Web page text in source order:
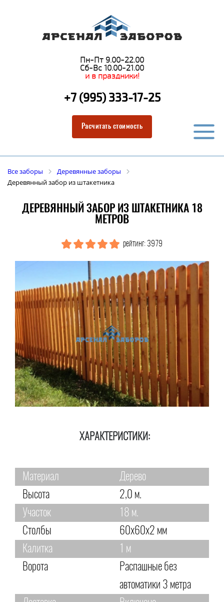
Пн-Пт 9.00-22.00
Сб-Вс 10.00-21.00
и в праздники!
+7 (995) 333-17-25
Расчитать стоимость
Все заборы
Деревянные заборы
Деревянный забор из штакетника
ДЕРЕВЯННЫЙ ЗАБОР ИЗ ШТАКЕТНИКА 18
МЕТРОВ
рейтинг: 3979
ХАРАКТЕРИСТИКИ:
Материал
Дерево
Высота
2,0 м.
Участок
18 м.
Столбы
60х60х2 мм
Калитка
1 м
Ворота
Распашные без
автоматики 3 метра